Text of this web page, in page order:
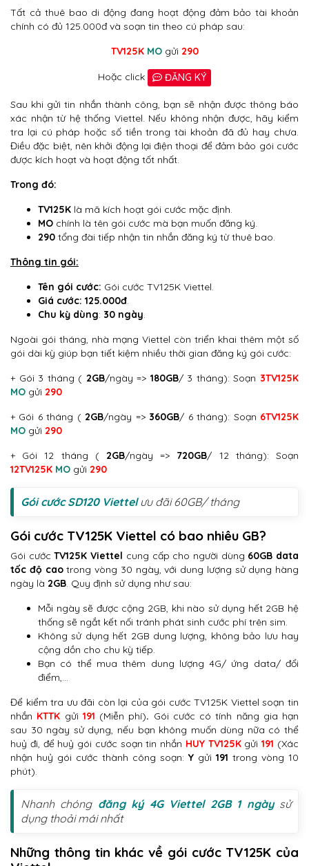
Tất cả thuê bao di động đang hoạt động đảm bảo tài khoản
chính có đủ 125.000đ và soạn tin theo cú pháp sau:
TV125K MOgửi 290
Hoặc click ĐĂNG KÝ
Sau khi gửi tin nhắn thành công, bạn sẽ nhận được thông báo
xác nhận từ hệ thống Viettel. Nếu không nhận được, hãy kiểm
tra lại cú pháp hoặc số tiền trong tài khoản đã đủ hay chưa.
Điều đặc biệt, nên khởi động lại điện thoại để đảm bảo gói cước
được kích hoạt và hoạt động tốt nhất.
Trong đó:
TV125K là mã kích hoạt gói cước mặc định.
MO chính là tên gói cước mà bạn muốn đăng ký.
290 tổng đài tiếp nhận tin nhắn đăng ký từ thuê bao.
Thông tin gói:
Tên gói cước: Gói cước TV125K Viettel.
Giá cước: 125.000đ.
Chu kỳ dùng: 30 ngày.
Ngoài gói tháng, nhà mạng Viettel còn triển khai thêm một số
gói dài kỳ giúp bạn tiết kiệm nhiều thời gian đăng ký gói cước:
+ Gói 3 tháng ( 2GB/ngày => 180GB/ 3 tháng): Soạn 3TV125K
MO gửi 290
+ Gói 6 tháng ( 2GB/ngày =>360GB/ 6 tháng): Soạn 6TV125K
MO gửi 290
+ Gói 12 tháng ( 2GB/ngày => 720GB/ 12 tháng): Soạn
12TV125K MO gửi 290
Gói cước SD120 Viettel ưu đãi 60GB/ tháng
Gói cước TV125K Viettel có bao nhiêu GB?
Gói cướcTV125K Viettel cung cấp cho người dùng 60GB data
tốc độ caotrong vòng 30 ngày, với dung lượng sử dụng hàng
ngày là 2GB. Quy định sử dụng như sau:
Mỗi ngày sẽ được cộng 2GB, khi nào sử dụng hết 2GB hệ
thống sẽ ngắt kết nối tránh phát sinh cước phí trên sim.
Không sử dụng hết 2GB dung lượng, không bảo lưu hay
cộng dồn cho chu kỳ tiếp.
Bạn có thể mua thêm dung lượng 4G/ ứng data/ đổi
điểm,…
Để kiểm tra ưu đãi còn lại của gói cước TV125K Viettel soạn tin
nhắn KTTK gửi 191 (Miễn phí). Gói cước có tính năng gia hạn
sau 30 ngày sử dụng, nếu bạn không muốn dùng nữa có thể
huỷ đi, để huỷ gói cước soạn tin nhắn HUY TV125Kgửi191 (Xác
nhận huỷ gói cước thành công soạn: Y gửi 191 trong vòng 10
phút).
Nhanh chóng đăng ký 4G Viettel 2GB 1 ngàysử
dụng thoải mái nhất
Những thông tin khác về gói cước TV125K của